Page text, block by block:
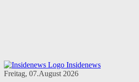
Insidenews
Freitag, 07.August 2026